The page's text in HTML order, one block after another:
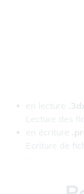
en lecture
Lecture des
en écriture
Ecriture de